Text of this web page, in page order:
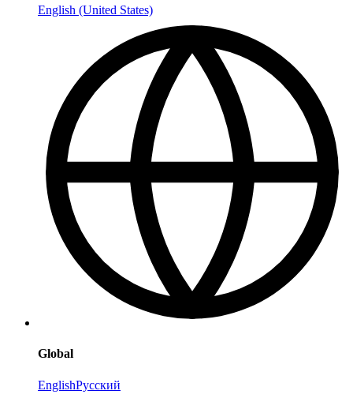
English (United States)
Global
EnglishРусский